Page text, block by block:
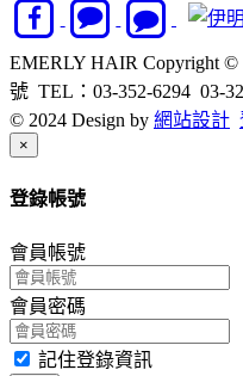
EMERLY HAIR Copyright
號 TEL：03-352-6294 03-
© 2024 Design by 網站設計
×
登錄帳號
會員帳號
會員密碼
記住登錄資訊